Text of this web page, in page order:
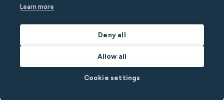
Learn more
Deny all
Allow all
Cookie settings